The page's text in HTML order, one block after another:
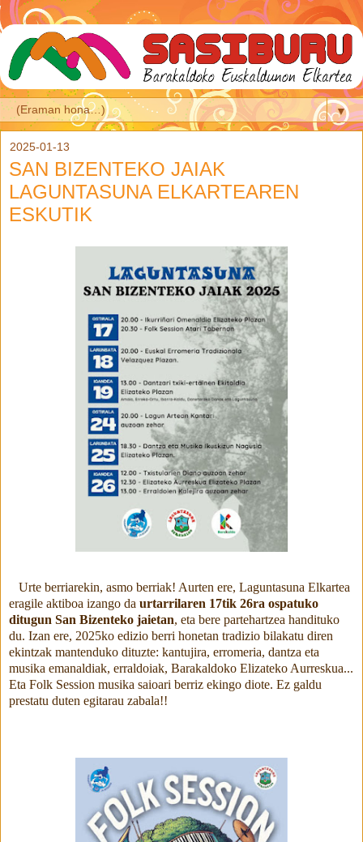
▼
2025-01-13
SAN BIZENTEKO JAIAK
LAGUNTASUNA ELKARTEAREN
ESKUTIK
Urte berriarekin, asmo berriak! Aurten ere, Laguntasuna Elkartea
eragile aktiboa izango da urtarrilaren 17tik 26ra ospatuko
ditugun San Bizenteko jaietan, eta bere partehartzea handituko
du. Izan ere, 2025ko edizio berri honetan tradizio bilakatu diren
ekintzak mantenduko dituzte: kantujira, erromeria, dantza eta
musika emanaldiak, erraldoiak, Barakaldoko Elizateko Aurreskua...
Eta Folk Session musika saioari berriz ekingo diote. Ez galdu
prestatu duten egitarau zabala!!